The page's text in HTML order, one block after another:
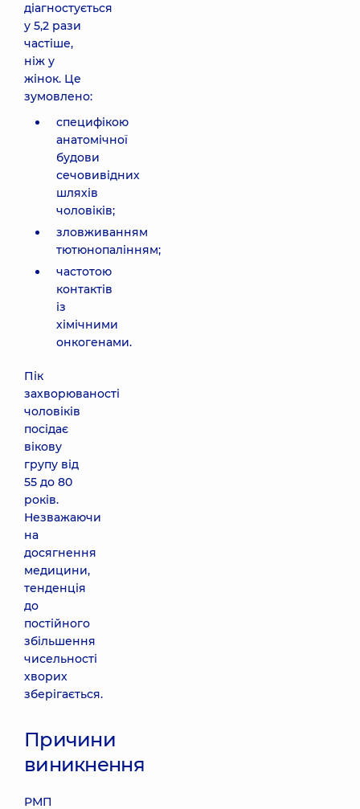
діагностується
у 5,2 рази
частіше,
ніж у
жінок. Це
зумовлено:
специфікою
анатомічної
будови
сечовивідних
шляхів
чоловіків;
зловживанням
тютюнопалінням;
частотою
контактів
із
хімічними
онкогенами.
Пік
захворюваності
чоловіків
посідає
вікову
групу від
55 до 80
років.
Незважаючи
на
досягнення
медицини,
тенденція
до
постійного
збільшення
чисельності
хворих
зберігається.
Причини
виникнення
РМП